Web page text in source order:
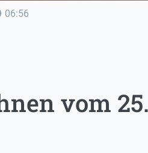
06:56
vom